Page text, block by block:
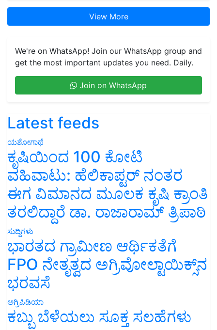
View More
We're on WhatsApp! Join our WhatsApp group and
get the most important updates you need. Daily.
Join on WhatsApp
Latest feeds
ಯಶೋಗಾಥೆ
ಕೃಷಿಯಿಂದ 100 ಕೋಟಿ
ವಹಿವಾಟು: ಹೆಲಿಕಾಪ್ಟರ್ ನಂತರ
ಈಗ ವಿಮಾನದ ಮೂಲಕ ಕೃಷಿ ಕ್ರಾಂತಿ
ತರಲಿದ್ದಾರೆ ಡಾ. ರಾಜಾರಾಮ್ ತ್ರಿಪಾಠಿ
ಸುದ್ದಿಗಳು
ಭಾರತದ ಗ್ರಾಮೀಣ ಆರ್ಥಿಕತೆಗೆ
FPO ನೇತೃತ್ವದ ಅಗ್ರಿವೋಲ್ಟಾಯಿಕ್ಸ್‌ನ
ಭರವಸೆ
ಅಗ್ರಿಪಿಡಿಯಾ
ಕಬ್ಬು ಬೆಳೆಯಲು ಸೂಕ್ತ ಸಲಹೆಗಳು